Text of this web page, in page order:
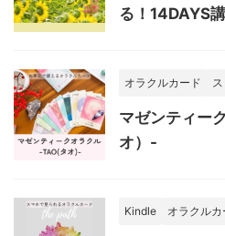
る！14DAYS
オラクルカード
マゼンティー
オ）-
Kindle オラクルカ